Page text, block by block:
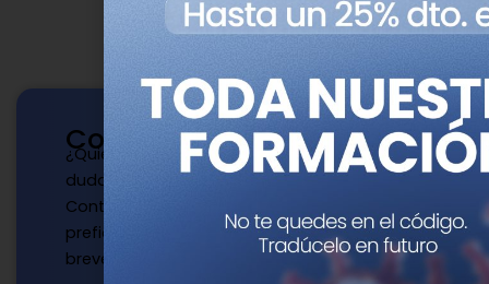
Contacto
¿Quieres publicar con nosotros? ¿Tienes
dudas?
Contacta con nosotros de la manera que
prefieras y te responderemos a la mayor
brevedad.